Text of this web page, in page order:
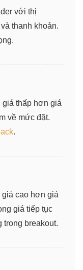
với thị
thanh khoản.
giá thấp hơn giá
về mức đặt.
.
cao hơn giá
giá tiếp tục
trong breakout.